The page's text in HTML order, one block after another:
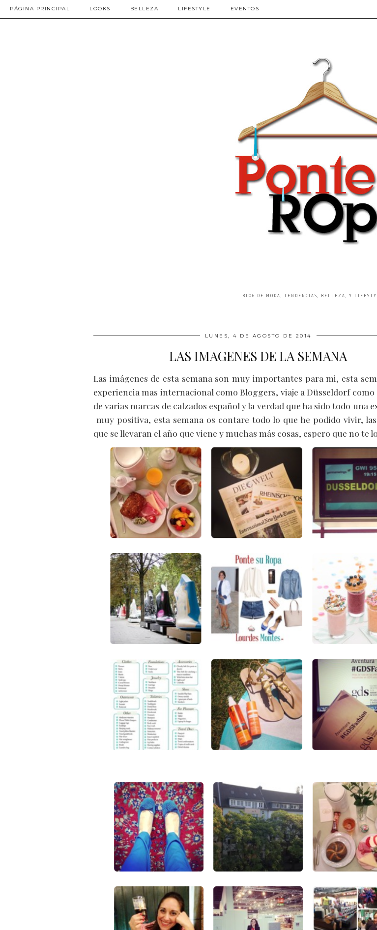
PÁGINA PRINCIPAL LOOKS BELLEZA LIFESTYLE EVENTOS
BLOG DE MODA, TENDENCIAS, BELLEZA, Y
LUNES, 4 DE AGOSTO DE 2014
LAS IMAGENES DE LA SEMANA
Las imágenes de esta semana son muy importantes para mi, esta
experiencia mas internacional como Bloggers, viaje a Düsseldorf como
de varias marcas de calzados español y la verdad que ha sido todo una
muy positiva, esta semana os contare todo lo que he podido vivir,
que se llevaran el año que viene y muchas más cosas, espero que no te